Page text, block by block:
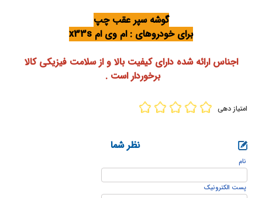
گوشه سپر عقب چپ
برای خودروهای : ام وی ام x33s
اجناس ارائه شده دارای کیفیت بالا و از سلامت فیزیکی کالا
برخوردار است .
امتیاز دهی
نظر شما
پست الكترونيک